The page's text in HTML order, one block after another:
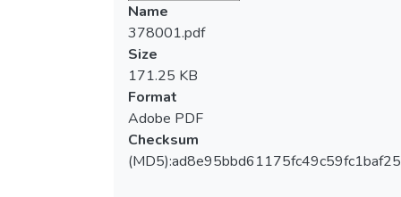
Name
378001.pdf
Size
171.25 KB
Format
Adobe PDF
Checksum